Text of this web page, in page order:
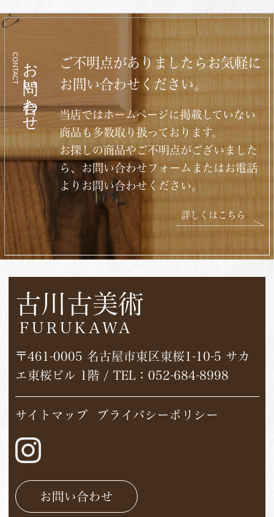
お問い合わせ
CONTACT
ご不明点がありましたらお気軽に
お問い合わせください。
当店ではホームページに掲載していない
商品も多数取り扱っております。
お探しの商品やご不明点がございました
ら、お問い合わせフォームまたはお電話
よりお問い合わせください。
詳しくはこちら
古川古美術
FURUKAWA
〒461-0005 名古屋市東区東桜1-10-5 サカ
エ東桜ビル 1階 / TEL： 052-684-8998
サイトマップ プライバシーポリシー
お問い合わせ